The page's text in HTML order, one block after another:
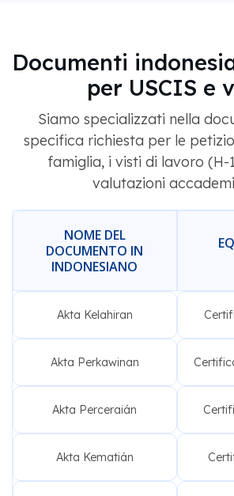
Documenti
per USCIS e
Siamo specializzati nella
specifica richiesta per le
famiglia, i visti di lavoro (H-
valutazioni
NOME DEL
DOCUMENTO IN
INDONESIANO
Akta Kelahiran
Akta Perkawinan
Akta Perceraián
Akta Kematián